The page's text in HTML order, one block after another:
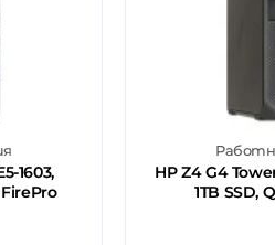
1603,
FirePro
HP Z4 G4
1TB SSD,